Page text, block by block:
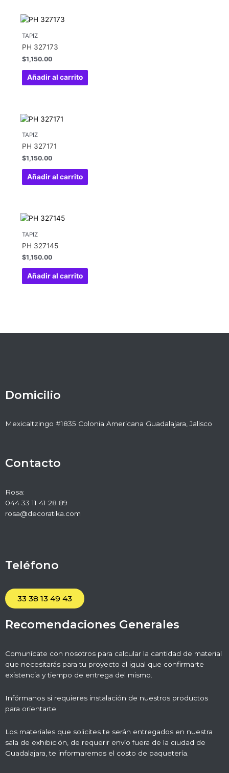
TAPIZ
PH 327173
$1,150.00
Añadir al carrito
TAPIZ
PH 327171
$1,150.00
Añadir al carrito
TAPIZ
PH 327145
$1,150.00
Añadir al carrito
Domicilio
Mexicaltzingo #1835 Colonia Americana Guadalajara, Jalisco
Contacto
Rosa:
044 33 11 41 28 89
rosa@decoratika.com
Teléfono
33 38 13 49 43
Recomendaciones Generales
Comunícate con nosotros para calcular la cantidad de material
que necesitarás para tu proyecto al igual que confirmarte
existencia y tiempo de entrega del mismo.
Infórmanos si requieres instalación de nuestros productos
para orientarte.
Los materiales que solicites te serán entregados en nuestra
sala de exhibición, de requerir envío fuera de la ciudad de
Guadalajara, te informaremos el costo de paquetería.